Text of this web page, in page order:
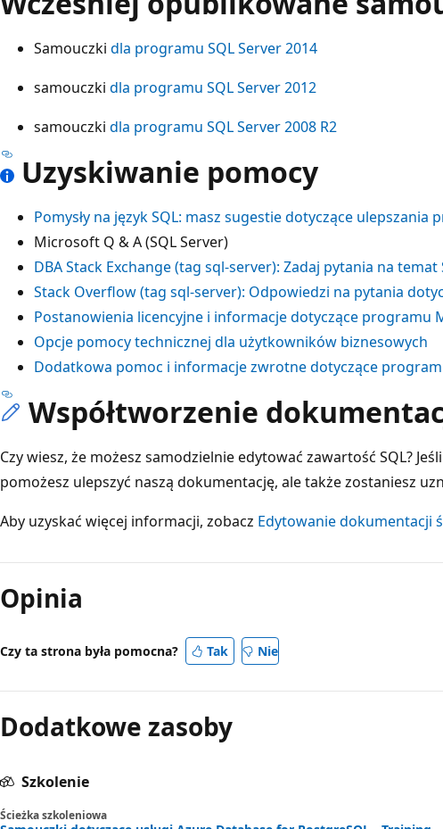
Samouczki dla programu SQL Server 2014
samouczki dla programu SQL Server 2012
samouczki dla programu SQL Server 2008 R2
Uzyskiwanie pomocy
Pomysły na język SQL: masz sugestie dotyczące ulepszania
Microsoft Q & A (SQL Server)
DBA Stack Exchange (tag sql-server): Zadaj pytania na temat
Stack Overflow (tag sql-server): Odpowiedzi na pytania
Postanowienia licencyjne i informacje dotyczące programu
Opcje pomocy technicznej dla użytkowników biznesowych
Dodatkowa pomoc i informacje zwrotne dotyczące
Współtworzenie
Czy wiesz, że możesz samodzielnie edytować zawartość SQL?
pomożesz ulepszyć naszą dokumentację, ale także zostaniesz
Aby uzyskać więcej informacji, zobacz Edytowanie dokumentacji
odczytu
wyłączony
Opinia
Czy ta strona była pomocna? Tak Nie
Dodatkowe zasoby
Szkolenie
Ścieżka szkoleniowa